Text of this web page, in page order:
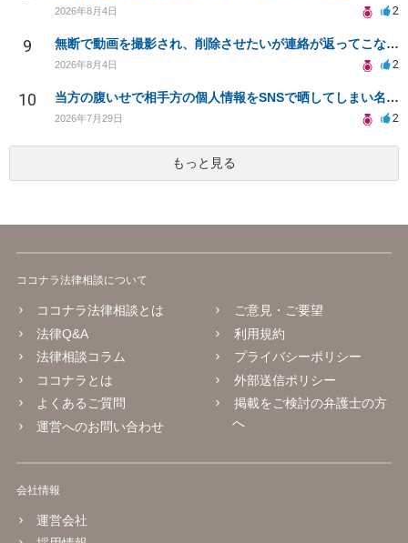
2026年8月4日 2
9 無断で動画を撮影され、削除させたいが連絡が返ってこない。
2026年8月4日 2
10 当方の腹いせで相手方の個人情報をSNSで晒してしまい名誉毀損させてしまったかもしれない
2026年7月29日 2
もっと見る
ココナラ法律相談について
ココナラ法律相談とは
法律Q&A
法律相談コラム
ココナラとは
よくあるご質問
運営へのお問い合わせ
ご意見・ご要望
利用規約
プライバシーポリシー
外部送信ポリシー
掲載をご検討の弁護士の方
へ
会社情報
運営会社